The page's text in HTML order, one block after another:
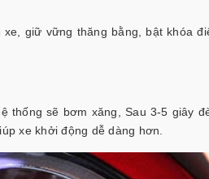
giữ vững thăng bằng, bật khóa
thống sẽ bơm xăng, Sau 3-5 giây
xe khởi động dễ dàng hơn.